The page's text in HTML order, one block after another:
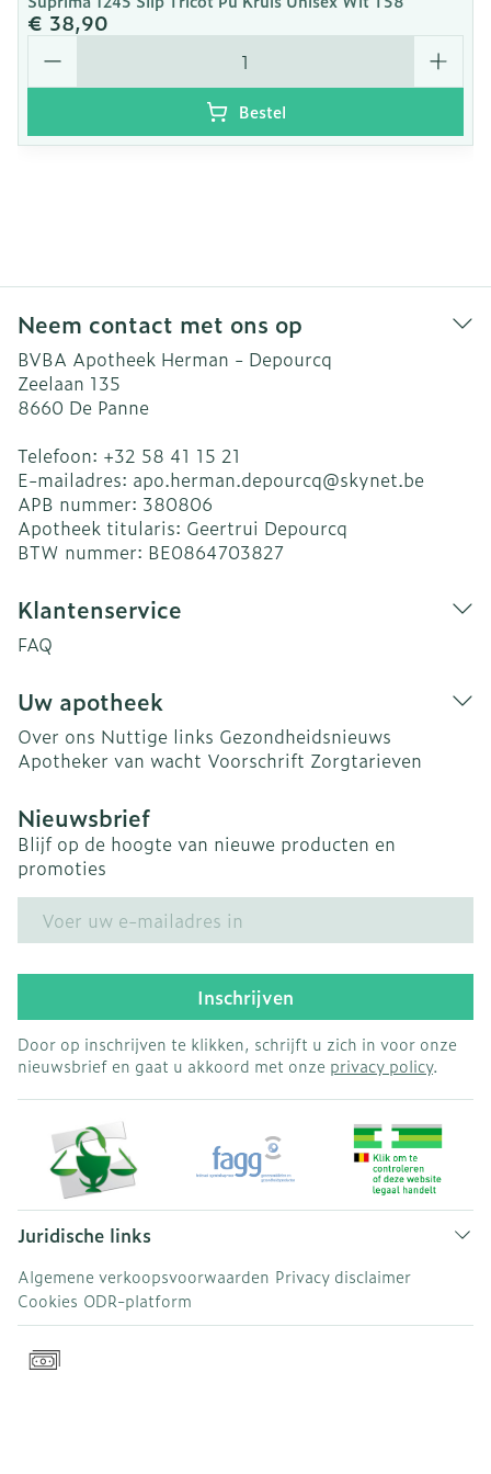
€ 38,90
Aantal
Bestel
Neem contact met ons op
BVBA Apotheek Herman - Depourcq
Zeelaan 135
8660 De Panne
Telefoon: +32 58 41 15 21
E-mailadres: apo.herman.depourcq@skynet.be
APB nummer: 380806
Apotheek titularis: Geertrui Depourcq
BTW nummer: BE0864703827
Klantenservice
FAQ
Uw apotheek
Over ons Nuttige links Gezondheidsnieuws
Apotheker van wacht Voorschrift Zorgtarieven
Nieuwsbrief
Blijf op de hoogte van nieuwe producten en
promoties
Inschrijven
Door op inschrijven te klikken, schrijft u zich in voor onze
nieuwsbrief en gaat u akkoord met onze privacy policy.
Juridische links
Algemene verkoopsvoorwaarden Privacy disclaimer
Cookies ODR-platform